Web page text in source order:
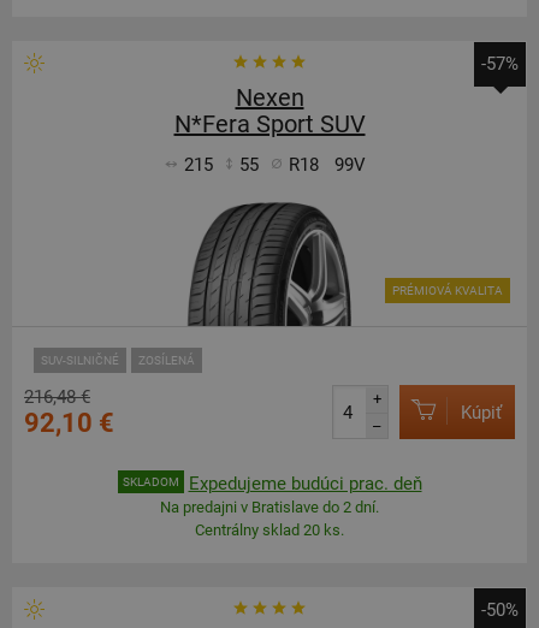
-57%
Nexen
N*Fera Sport SUV
215 55 R18 99V
SUV-SILNIČNÉ ZOSÍLENÁ
PRÉMIOVÁ KVALITA
216,48 €
92,10 €
+
–
Kúpiť
SKLADOM Expedujeme budúci prac. deň
Na predajni v Bratislave do 2 dní.
Centrálny sklad 20 ks.
-50%